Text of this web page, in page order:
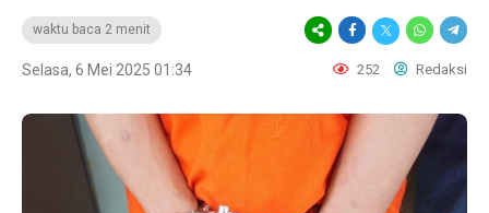
waktu baca 2 menit
Selasa, 6 Mei 2025 01:34 252 Redaksi